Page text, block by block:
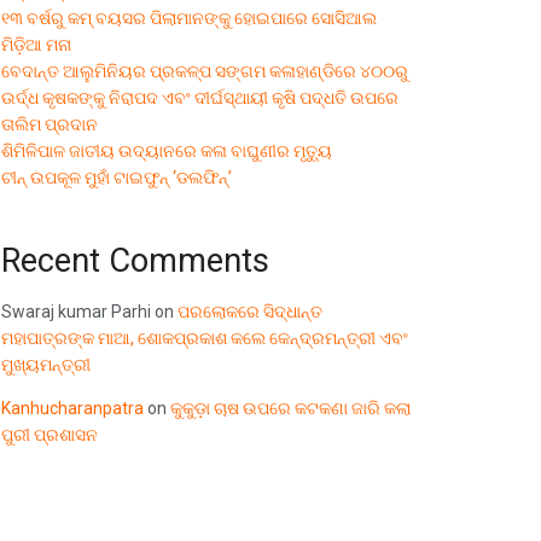
୧୩ ବର୍ଷରୁ କମ୍ ବୟସର ପିଲାମାନଙ୍କୁ ହୋଇପାରେ ସୋସିଆଲ
ମିଡ଼ିଆ ମନା
ବେଦାନ୍ତ ଆଲୁମିନିୟର ପ୍ରକଳ୍ପ ସଙ୍ଗମ କଳାହାଣ୍ଡିରେ ୪୦୦ରୁ
ଉର୍ଦ୍ଧ କୃଷକଙ୍କୁ ନିରାପଦ ଏବଂ ଦୀର୍ଘସ୍ଥାୟୀ କୃଷି ପଦ୍ଧତି ଉପରେ
ତାଲିମ ପ୍ରଦାନ
ଶିମିଳିପାଳ ଜାତୀୟ ଉଦ୍ୟାନରେ କଳା ବାଘୁଣୀର ମୃତ୍ୟୁ
ଚୀନ୍ ଉପକୂଳ ମୁହାଁ ଟାଇଫୁନ୍ ‘ଡଲଫିନ୍’
Recent Comments
Swaraj kumar Parhi on ପରଲୋକରେ ସିଦ୍ଧାନ୍ତ
ମହାପାତ୍ରଙ୍କ ମାଆ, ଶୋକପ୍ରକାଶ କଲେ କେନ୍ଦ୍ରମନ୍ତ୍ରୀ ଏବଂ
ମୁଖ୍ୟମନ୍ତ୍ରୀ
Kanhucharanpatraon କୁକୁଡ଼ା ଚାଷ ଉପରେ କଟକଣା ଜାରି କଲା
ପୁରୀ ପ୍ରଶାସନ